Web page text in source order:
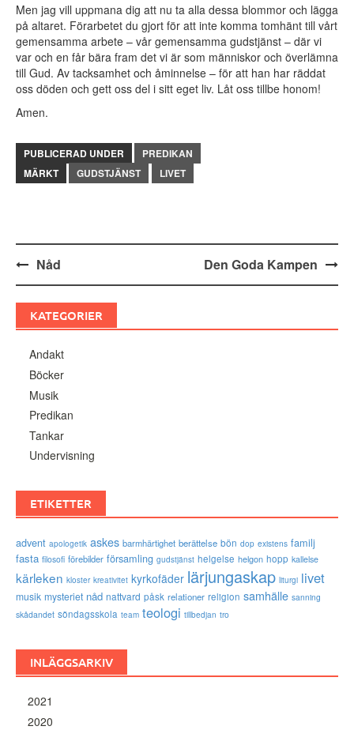
Men jag vill uppmana dig att nu ta alla dessa blommor och lägga
på altaret. Förarbetet du gjort för att inte komma tomhänt till vårt
gemensamma arbete – vår gemensamma gudstjänst – där vi
var och en får bära fram det vi är som människor och överlämna
till Gud. Av tacksamhet och åminnelse – för att han har räddat
oss döden och gett oss del i sitt eget liv. Låt oss tillbe honom!
Amen.
PUBLICERAD UNDER
PREDIKAN
MÄRKT
GUDSTJÄNST LIVET
Inläggsnavigering
Nåd Den Goda Kampen
KATEGORIER
Andakt
Böcker
Musik
Predikan
Tankar
Undervisning
ETIKETTER
advent apologetik askes barmhärtighet berättelse bön dop existens familj
fasta filosofi förebilder församling gudstjänst helgelse helgon hopp kallelse
kärleken kloster kreativitet kyrkofäder lärjungaskap liturgi livet
musik mysteriet nåd nattvard påsk relationer religion samhälle sanning
skådandet söndagsskola team teologi tillbedjan tro
INLÄGGSARKIV
2021
2020